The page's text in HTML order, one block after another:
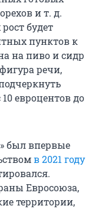
и т. д.
будет
пунктов к
на пивo и сидр
речи,
евроцентов до
был впервые
в 2021 году
Евросоюза,
территории,